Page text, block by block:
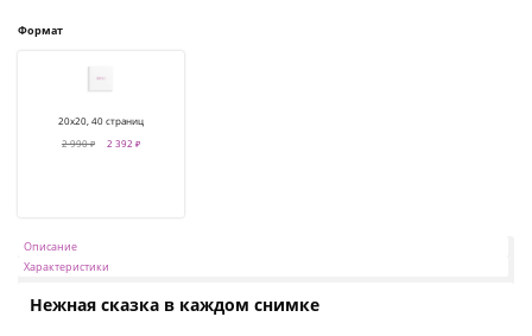
Формат
20х20, 40 страниц
2 990 ₽
2 392 ₽
Описание
Характеристики
Нежная сказка в каждом снимке